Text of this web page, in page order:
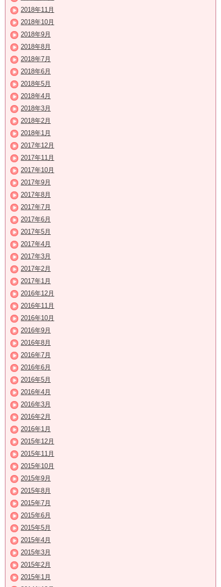
2018年11月
2018年10月
2018年9月
2018年8月
2018年7月
2018年6月
2018年5月
2018年4月
2018年3月
2018年2月
2018年1月
2017年12月
2017年11月
2017年10月
2017年9月
2017年8月
2017年7月
2017年6月
2017年5月
2017年4月
2017年3月
2017年2月
2017年1月
2016年12月
2016年11月
2016年10月
2016年9月
2016年8月
2016年7月
2016年6月
2016年5月
2016年4月
2016年3月
2016年2月
2016年1月
2015年12月
2015年11月
2015年10月
2015年9月
2015年8月
2015年7月
2015年6月
2015年5月
2015年4月
2015年3月
2015年2月
2015年1月